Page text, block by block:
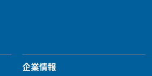
企業情報